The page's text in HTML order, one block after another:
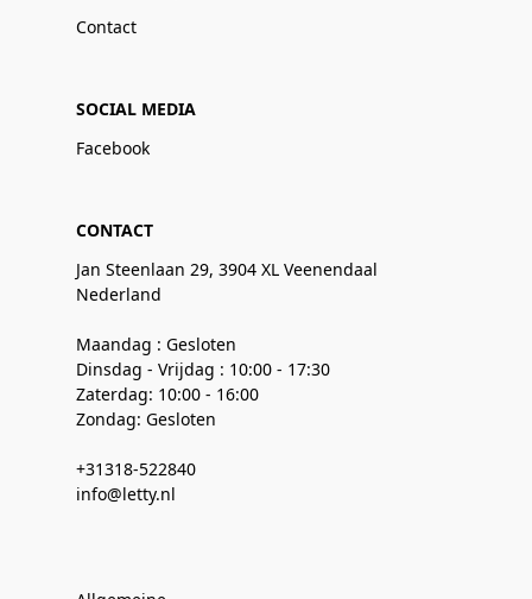
Contact
SOCIAL MEDIA
Facebook
CONTACT
Jan Steenlaan 29, 3904 XL Veenendaal
Nederland
Maandag : Gesloten
Dinsdag - Vrijdag : 10:00 - 17:30
Zaterdag: 10:00 - 16:00
Zondag: Gesloten
+31318-522840
info@letty.nl